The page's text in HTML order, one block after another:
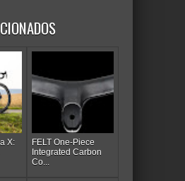
X:
FELT One-Piece
Integrated Carbon
Co...